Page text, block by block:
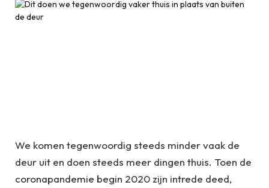
We komen tegenwoordig steeds minder vaak de
deur uit en doen steeds meer dingen thuis. Toen de
coronapandemie begin 2020 zijn intrede deed,